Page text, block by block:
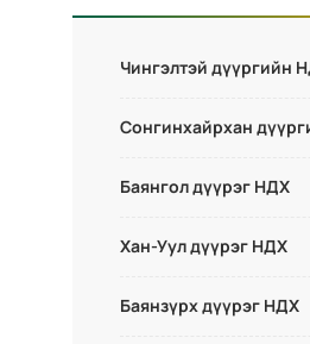
Чингэлтэй дүүргийн
Сонгинхайрхан
Баянгол дүүрэг НДХ
Хан-Уул дүүрэг НДХ
Баянзүрх дүүрэг НДХ